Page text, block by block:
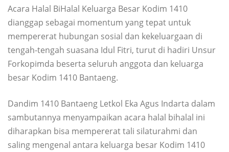
Acara Halal BiHalal Keluarga Besar Kodim 1410
dianggap sebagai momentum yang tepat untuk
mempererat hubungan sosial dan kekeluargaan di
tengah-tengah suasana Idul Fitri, turut di hadiri Unsur
Forkopimda beserta seluruh anggota dan keluarga
besar Kodim 1410 Bantaeng.
Dandim 1410 Bantaeng Letkol Eka Agus Indarta dalam
sambutannya menyampaikan acara halal bihalal ini
diharapkan bisa mempererat tali silaturahmi dan
saling mengenal antara keluarga besar Kodim 1410